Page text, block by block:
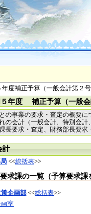
度補正予算（一般会計第２
年度 補正予算（一般会
の事業の要求・査定の概要に
の会計（一般会計、特別会
課長要求・査定、財務部長要
計
<<総括表>>
求課の一覧（予算要求
企画部 <<総括表>>
室